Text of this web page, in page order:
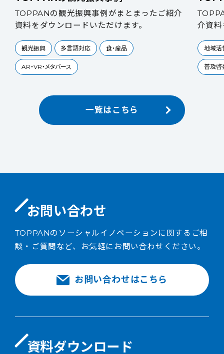
TOPPANの観光振興事例がまとまったご紹介
資料をダウンロードいただけます。
観光振興 多言語対応 食・産品
AR・VR・メタバース
介資
地域活
普及啓
一覧はこちら
お問い合わせ
TOPPANのソーシャルイノベーションに関するご相
談・ご質問など、お気軽にお問い合わせください。
お問い合わせはこちら
資料ダウンロード